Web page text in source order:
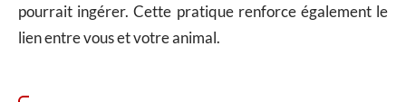
pourrait ingérer. Cette pratique renforce également le
lien entre vous et votre animal.